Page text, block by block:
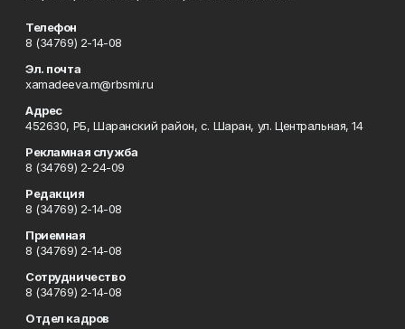
Телефон
8 (34769) 2-14-08
Эл. почта
xamadeeva.m@rbsmi.ru
Адрес
452630, РБ, Шаранский район, с. Шаран, ул. Центральная, 14
Рекламная служба
8 (34769) 2-24-09
Редакция
8 (34769) 2-14-08
Приемная
8 (34769) 2-14-08
Сотрудничество
8 (34769) 2-14-08
Отдел кадров